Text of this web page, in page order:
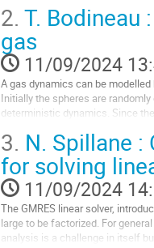
à
page
de
la
contribution
2. T. Bodineau
gas
11/09/2024
A gas dynamics can be
Initially the spheres are
deterministic dynamics. Since
Aller
à
la
page
de
la
contribution
3. N. Spillane :
for solving
11/09/2024
The GMRES linear solver,
large to be factorized. For
analysis is a challenge in itself